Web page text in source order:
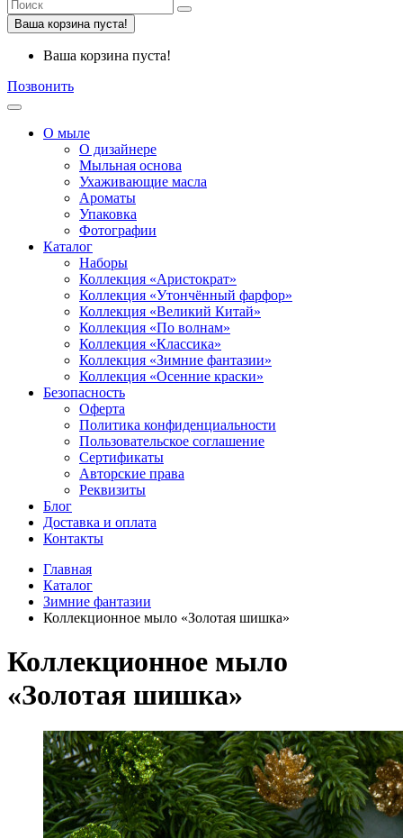
Ваша корзина пуста!
Ваша корзина пуста!
Позвонить
О мыле
О дизайнере
Мыльная основа
Ухаживающие масла
Ароматы
Упаковка
Фотографии
Каталог
Наборы
Коллекция «Аристократ»
Коллекция «Утончённый фарфор»
Коллекция «Великий Китай»
Коллекция «По волнам»
Коллекция «Классика»
Коллекция «Зимние фантазии»
Коллекция «Осенние краски»
Безопасность
Оферта
Политика конфиденциальности
Пользовательское соглашение
Сертификаты
Авторские права
Реквизиты
Блог
Доставка и оплата
Контакты
Главная
Каталог
Зимние фантазии
Коллекционное мыло «Золотая шишка»
Коллекционное мыло
«Золотая шишка»